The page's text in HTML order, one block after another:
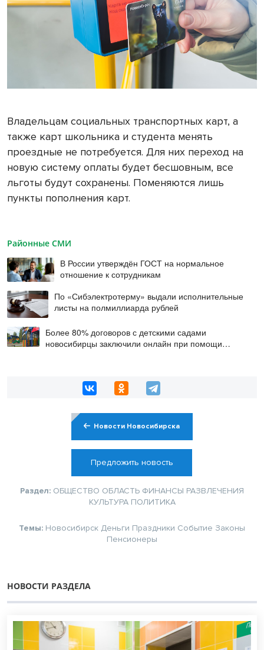
Владельцам социальных транспортных карт, а
также карт школьника и студента менять
проездные не потребуется. Для них переход на
новую систему оплаты будет бесшовным, все
льготы будут сохранены. Поменяются лишь
пункты пополнения карт.
Районные СМИ
В России утверждён ГОСТ на нормальное
отношение к сотрудникам
По «Сибэлектротерму» выдали исполнительные
листы на полмиллиарда рублей
Более 80% договоров с детскими садами
новосибирцы заключили онлайн при помощи
Новости Новосибирска
Предложить новость
Раздел: ОБЩЕСТВО ОБЛАСТЬ ФИНАНСЫ РАЗВЛЕЧЕНИЯ
КУЛЬТУРА ПОЛИТИКА
Темы: Новосибирск Деньги Праздники Событие Законы
Пенсионеры
НОВОСТИ РАЗДЕЛА